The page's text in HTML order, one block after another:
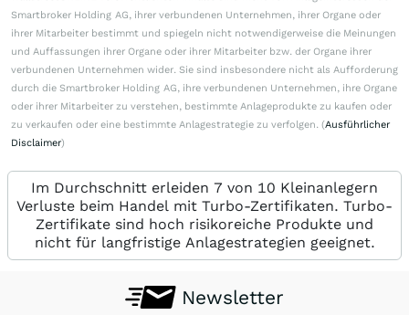
Smartbroker Holding AG, ihrer verbundenen Unternehmen, ihrer Organe oder
ihrer Mitarbeiter bestimmt und spiegeln nicht notwendigerweise die Meinungen
und Auffassungen ihrer Organe oder ihrer Mitarbeiter bzw. der Organe ihrer
verbundenen Unternehmen wider. Sie sind insbesondere nicht als Aufforderung
durch die Smartbroker Holding AG, ihre verbundenen Unternehmen, ihre Organe
oder ihrer Mitarbeiter zu verstehen, bestimmte Anlageprodukte zu kaufen oder
zu verkaufen oder eine bestimmte Anlagestrategie zu verfolgen. (Ausführlicher
Disclaimer)
Im Durchschnitt erleiden 7 von 10 Kleinanlegern
Verluste beim Handel mit Turbo-Zertifikaten. Turbo-
Zertifikate sind hoch risikoreiche Produkte und
nicht für langfristige Anlagestrategien geeignet.
Newsletter